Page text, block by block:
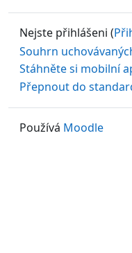
Nejste přihlášeni (
Souhrn
Stáhněte si mobilní
Přepnout do
Používá Moodle